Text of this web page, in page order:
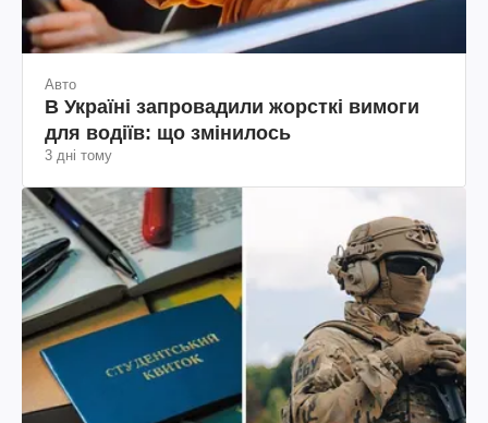
Авто
В Україні запровадили жорсткі вимоги
для водіїв: що змінилось
3 дні тому